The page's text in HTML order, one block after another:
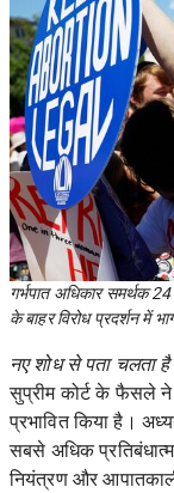
गर्भपात अधिकार समर्थक
के बाहर विरोध प्रदर्शन में
नए शोध से पता चलता
सुप्रीम कोर्ट के फैसले ने
प्रभावित किया है।
सबसे अधिक
नियंत्रण और